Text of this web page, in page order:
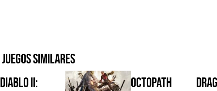
Juegos similares
Diablo II:
Octopath